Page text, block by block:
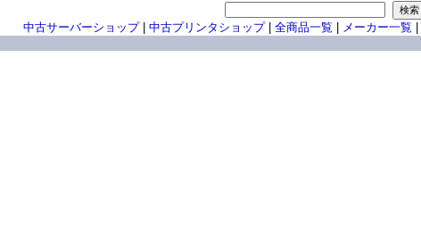
中古サーバーショップ| 中古プリンタショップ| 全商品一覧 メーカー一覧